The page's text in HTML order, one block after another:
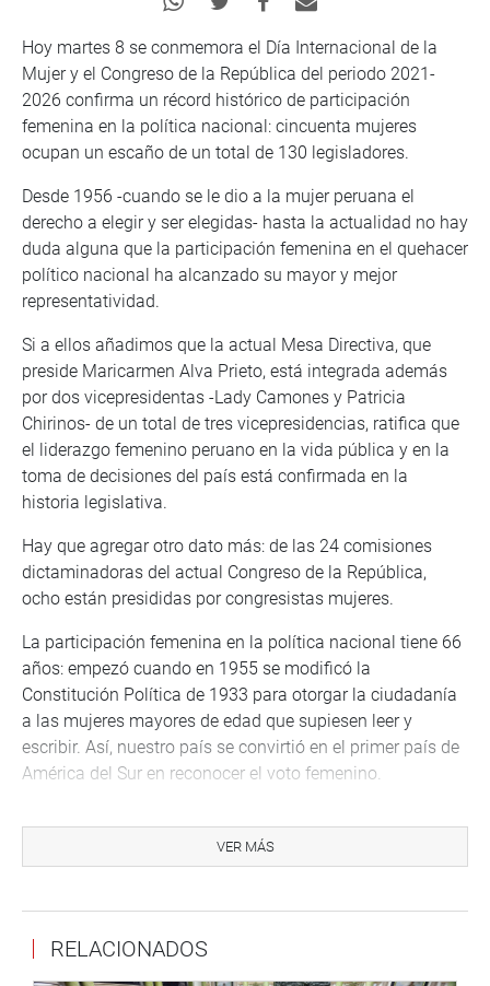
Hoy martes 8 se conmemora el Día Internacional de la
Mujer y el Congreso de la República del periodo 2021-
2026 confirma un récord histórico de participación
femenina en la política nacional: cincuenta mujeres
ocupan un escaño de un total de 130 legisladores.
Desde 1956 -cuando se le dio a la mujer peruana el
derecho a elegir y ser elegidas- hasta la actualidad no hay
duda alguna que la participación femenina en el quehacer
político nacional ha alcanzado su mayor y mejor
representatividad.
Si a ellos añadimos que la actual Mesa Directiva, que
preside Maricarmen Alva Prieto, está integrada además
por dos vicepresidentas -Lady Camones y Patricia
Chirinos- de un total de tres vicepresidencias, ratifica que
el liderazgo femenino peruano en la vida pública y en la
toma de decisiones del país está confirmada en la
historia legislativa.
Hay que agregar otro dato más: de las 24 comisiones
dictaminadoras del actual Congreso de la República,
ocho están presididas por congresistas mujeres.
La participación femenina en la política nacional tiene 66
años: empezó cuando en 1955 se modificó la
Constitución Política de 1933 para otorgar la ciudadanía
a las mujeres mayores de edad que supiesen leer y
escribir. Así, nuestro país se convirtió en el primer país de
América del Sur en reconocer el voto femenino.
popular en los comicios generales de 1956 fueron: Irene
Silva Linares de Santolalla, la primera y única senadora
(Junín), Lola Blanco Montesinos de La Rosa Sánchez
VER MÁS
RELACIONADOS